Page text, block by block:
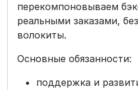
перекомпоновываем
реальными заказами,
волокиты.
Основные обязанности:
поддержка и